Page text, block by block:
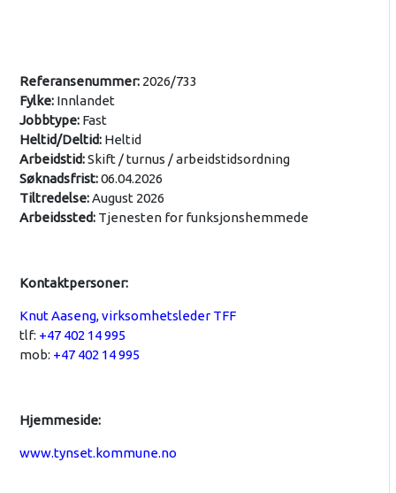
Referansenummer: 2026/733
Fylke: Innlandet
Jobbtype: Fast
Heltid/Deltid: Heltid
Arbeidstid:Skift / turnus / arbeidstidsordning
Søknadsfrist:06.04.2026
Tiltredelse:August 2026
Arbeidssted: Tjenesten for funksjonshemmede
Kontaktpersoner:
Knut Aaseng, virksomhetsleder TFF
tlf: +47 402 14 995
mob: +47 402 14 995
Hjemmeside:
www.tynset.kommune.no